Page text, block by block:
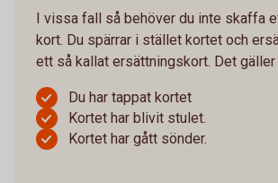
I vissa fall så behöver du inte skaffa
kort. Du spärrar i stället kortet och
ett så kallat ersättningskort. Det
Du har tappat kortet
Kortet har blivit stulet.
Kortet har gått sönder.